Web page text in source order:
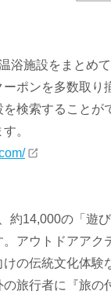
浴施設をまとめ
ポンを多数取り
検索することが
。
約14,000の「遊
アウトドアア
の伝統文化体験
旅行者に『旅